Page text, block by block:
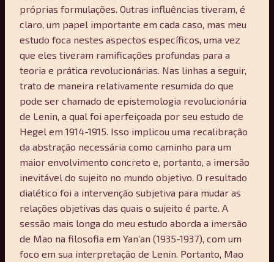
próprias formulações. Outras influências tiveram, é
claro, um papel importante em cada caso, mas meu
estudo foca nestes aspectos específicos, uma vez
que eles tiveram ramificações profundas para a
teoria e prática revolucionárias. Nas linhas a seguir,
trato de maneira relativamente resumida do que
pode ser chamado de epistemologia revolucionária
de Lenin, a qual foi aperfeiçoada por seu estudo de
Hegel em 1914-1915. Isso implicou uma recalibração
da abstração necessária como caminho para um
maior envolvimento concreto e, portanto, a imersão
inevitável do sujeito no mundo objetivo. O resultado
dialético foi a intervenção subjetiva para mudar as
relações objetivas das quais o sujeito é parte. A
sessão mais longa do meu estudo aborda a imersão
de Mao na filosofia em Yan’an (1935-1937), com um
foco em sua interpretação de Lenin. Portanto, Mao